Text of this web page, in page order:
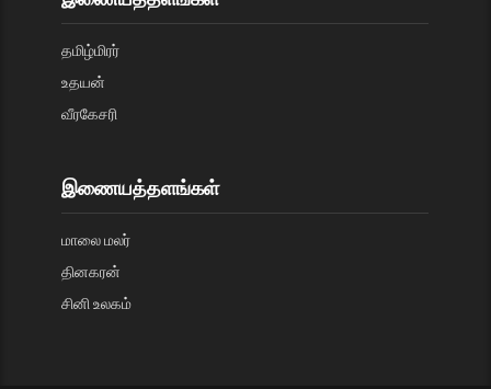
தமிழ்மிரர்
உதயன்
வீரகேசரி
இணையத்தளங்கள்
மாலை மலர்
தினகரன்
சினி உலகம்